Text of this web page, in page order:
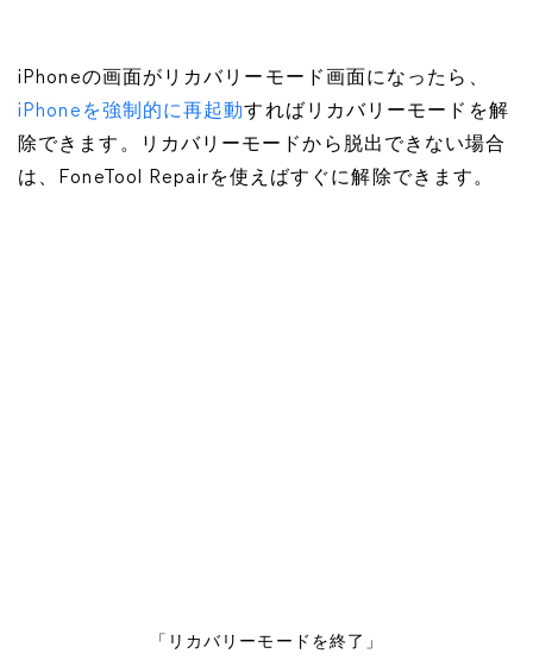
iPhoneの画面がリカバリーモード画面になったら、
iPhoneを強制的に再起動すればリカバリーモードを解
除できます。リカバリーモードから脱出できない場合
は、FoneTool Repairを使えばすぐに解除できます。
「リカバリーモードを終了」